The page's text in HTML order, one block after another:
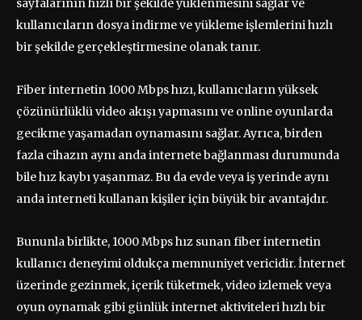
sayfalarının hızlı bir şekilde yüklenmesini sağlar ve
kullanıcıların dosya indirme ve yükleme işlemlerini hızlı
bir şekilde gerçekleştirmesine olanak tanır.
Fiber internetin 1000 Mbps hızı, kullanıcıların yüksek
çözünürlüklü video akışı yapmasını ve online oyunlarda
gecikme yaşamadan oynamasını sağlar. Ayrıca, birden
fazla cihazın aynı anda internete bağlanması durumunda
bile hız kaybı yaşanmaz. Bu da evde veya iş yerinde aynı
anda interneti kullanan kişiler için büyük bir avantajdır.
Bununla birlikte, 1000 Mbps hız sunan fiber internetin
kullanıcı deneyimi oldukça memnuniyet vericidir. İnternet
üzerinde gezinmek, içerik tüketmek, video izlemek veya
oyun oynamak gibi günlük internet aktiviteleri hızlı bir